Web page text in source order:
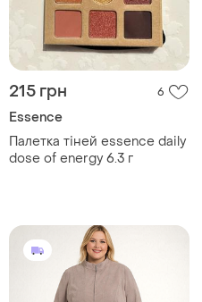
215 грн 6
Essence
Палетка тіней essence daily
dose of energy 6.3 г